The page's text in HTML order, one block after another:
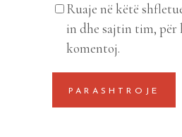
Ruaje në këtë
in dhe sajtin tim, për
komentoj.